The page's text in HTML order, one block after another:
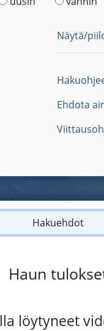
Näytä/
Ehdota
Hakuehdot
Haun
löytyneet